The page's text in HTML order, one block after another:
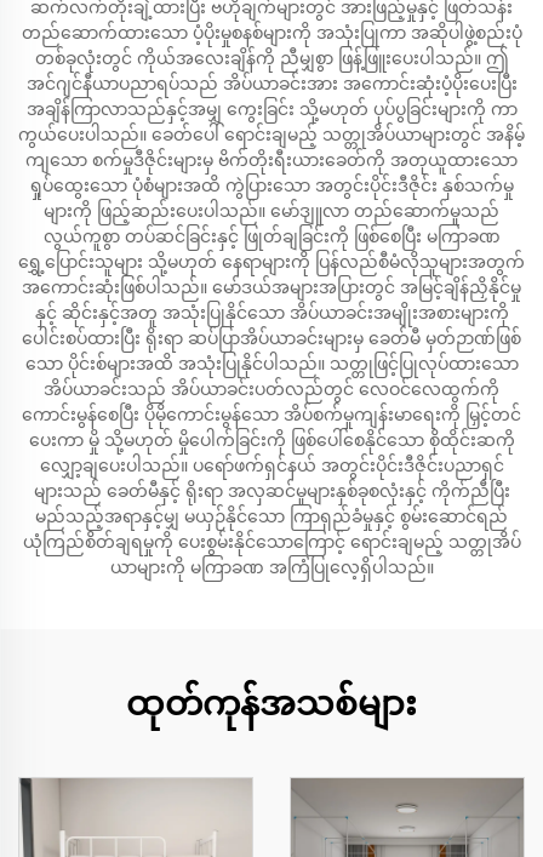
ဆက်လက်တိုးချဲ့ထားပြီး ဗဟိုချက်များတွင် အားဖြည့်မှုနှင့် ဖြတ်သန်း
တည်ဆောက်ထားသော ပံ့ပိုးမှုစနစ်များကို အသုံးပြုကာ အဆိုပါဖွဲ့စည်းပုံ
တစ်ခုလုံးတွင် ကိုယ်အလေးချိန်ကို ညီမျှစွာ ဖြန့်ဖြူးပေးပါသည်။ ဤ
အင်ဂျင်နီယာပညာရပ်သည် အိပ်ယာခင်းအား အကောင်းဆုံးပံ့ပိုးပေးပြီး
အချိန်ကြာလာသည်နှင့်အမျှ ကွေးခြင်း သို့မဟုတ် ပုပ်ပွခြင်းများကို ကာ
ကွယ်ပေးပါသည်။ ခေတ်ပေါ် ရောင်းချမည့် သတ္တုအိပ်ယာများတွင် အနိမ့်
ကျသော စက်မှုဒီဇိုင်းများမှ ဗိက်တိုးရီးယားခေတ်ကို အတုယူထားသော
ရှုပ်ထွေးသော ပုံစံများအထိ ကွဲပြားသော အတွင်းပိုင်းဒီဇိုင်း နှစ်သက်မှု
များကို ဖြည့်ဆည်းပေးပါသည်။ မော်ဒျူလာ တည်ဆောက်မှုသည်
လွယ်ကူစွာ တပ်ဆင်ခြင်းနှင့် ဖြုတ်ချခြင်းကို ဖြစ်စေပြီး မကြာခဏ
ရွှေ့ပြောင်းသူများ သို့မဟုတ် နေရာများကို ပြန်လည်စီမံလိုသူများအတွက်
အကောင်းဆုံးဖြစ်ပါသည်။ မော်ဒယ်အများအပြားတွင် အမြင့်ချိန်ညှိနိုင်မှု
နှင့် ဆိုင်းနှင့်အတူ အသုံးပြုနိုင်သော အိပ်ယာခင်းအမျိုးအစားများကို
ပေါင်းစပ်ထားပြီး ရိုးရာ ဆပ်ပြာအိပ်ယာခင်းများမှ ခေတ်မီ မှတ်ဉာဏ်ဖြစ်
သော ပိုင်းစ်များအထိ အသုံးပြုနိုင်ပါသည်။ သတ္တုဖြင့်ပြုလုပ်ထားသော
အိပ်ယာခင်းသည် အိပ်ယာခင်းပတ်လည်တွင် လေဝင်လေထွက်ကို
ကောင်းမွန်စေပြီး ပိုမိုကောင်းမွန်သော အိပ်စက်မှုကျန်းမာရေးကို မြှင့်တင်
ပေးကာ မှို သို့မဟုတ် မှိုပေါက်ခြင်းကို ဖြစ်ပေါ်စေနိုင်သော စိုထိုင်းဆကို
လျှော့ချပေးပါသည်။ ပရော်ဖက်ရှင်နယ် အတွင်းပိုင်းဒီဇိုင်းပညာရှင်
များသည် ခေတ်မီနှင့် ရိုးရာ အလှဆင်မှုများနှစ်ခုစလုံးနှင့် ကိုက်ညီပြီး
မည်သည့်အရာနှင့်မျှ မယှဉ်နိုင်သော ကြာရှည်ခံမှုနှင့် စွမ်းဆောင်ရည်
ယုံကြည်စိတ်ချရမှုကို ပေးစွမ်းနိုင်သောကြောင့် ရောင်းချမည့် သတ္တုအိပ်
ယာများကို မကြာခဏ အကြံပြုလေ့ရှိပါသည်။
ထုတ်ကုန်အသစ်များ